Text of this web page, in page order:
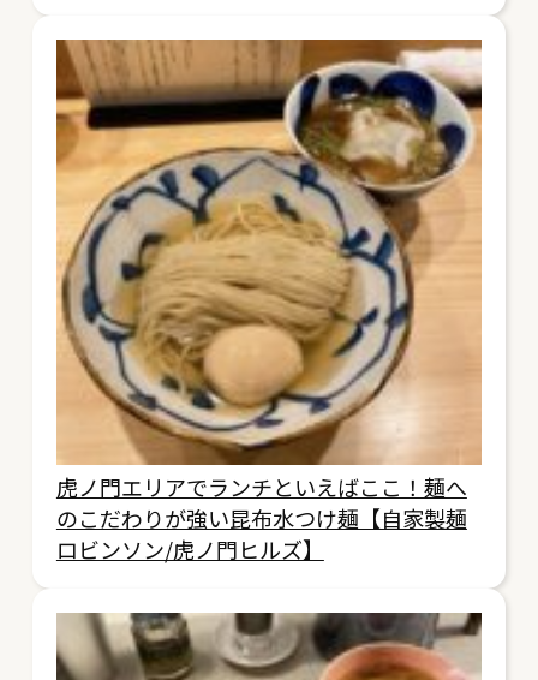
虎ノ門エリアでランチといえばここ！麺へ
のこだわりが強い昆布水つけ麺【自家製麺
ロビンソン/虎ノ門ヒルズ】